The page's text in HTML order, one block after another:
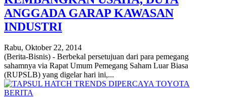
ANGGADA GARAP KAWASAN
INDUSTRI
Rabu, Oktober 22, 2014
(Berita-Bisnis) - Berbekal persetujuan dari para pemegang
sahamnya via Rapat Umum Pemegang Saham Luar Biasa
(RUPSLB) yang digelar hari ini,...
BERITA